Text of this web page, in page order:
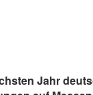
Jahr